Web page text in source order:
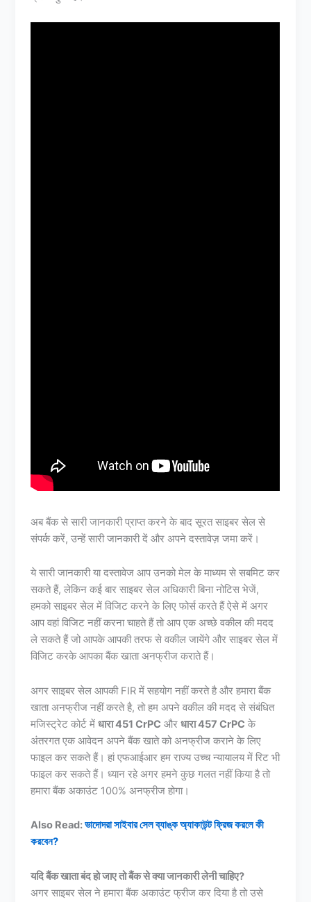
अब बैंक से सारी जानकारी प्राप्त करने के बाद सूरत साइबर सेल से
संपर्क करें, उन्हें सारी जानकारी दें और अपने दस्तावेज़ जमा करें।
ये सारी जानकारी या दस्तावेज आप उनको मेल के माध्यम से सबमिट कर
सकते हैं, लेकिन कई बार साइबर सेल अधिकारी बिना नोटिस भेजें,
हमको साइबर सेल में विजिट करने के लिए फोर्स करते हैं ऐसे में अगर
आप वहां विजिट नहीं करना चाहते हैं तो आप एक अच्छे वकील की मदद
ले सकते हैं जो आपके आपकी तरफ से वकील जायेंगे और साइबर सेल में
विजिट करके आपका बैंक खाता अनफ्रीज कराते हैं।
अगर साइबर सेल आपकी FIR में सहयोग नहीं करते है और हमारा बैंक
खाता अनफ्रीज नहीं करते है, तो हम अपने वकील की मदद से संबंधित
मजिस्ट्रेट कोर्ट मेंधारा 451 CrPC औरधारा 457 CrPC के
अंतरगत एक आवेदन अपने बैंक खाते को अनफ्रीज कराने के लिए
फाइल कर सकते हैं। हां एफआईआर हम राज्य उच्च न्यायालय में रिट भी
फाइल कर सकते हैं। ध्यान रहे अगर हमने कुछ गलत नहीं किया है तो
हमारा बैंक अकाउंट 100% अनफ्रीज होगा।
Also Read:ভাদোদরা সাইবার সেল ব্যাঙ্ক অ্যাকাউন্ট ফ্রিজ করলে কী
করবেন?
यदि बैंक खाता बंद हो जाए तो बैंक से क्या जानकारी लेनी चाहिए?
अगर साइबर सेल ने हमारा बैंक अकाउंट फ्रीज कर दिया है तो उसे